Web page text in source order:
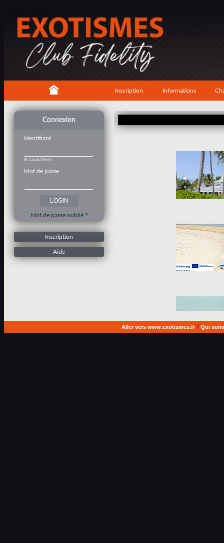
Inscription Informations
Connexion
Identifiant
8 caractères
Mot de passe
Mot de passe oublié ?
Inscription
Aide
Aller vers www.exotismes.fr/ Qui